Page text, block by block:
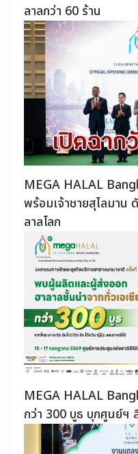
ลาลกว่า 60 ร้าน
MEGA HALAL
พร้อมเจ้าชายสุไลมาน
ลาลโลก
MEGA HALAL
กว่า 300 บูธ บุกศูนย์ฯ